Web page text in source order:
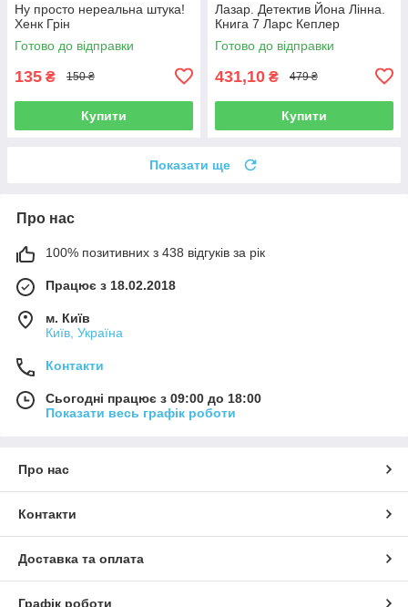
Ну просто нереальна штука!
Хенк Грін
Готово до відправки
135 ₴ 150 ₴
Купити
Лазар. Детектив Йона Лінна.
Книга 7 Ларс Кеплер
Готово до відправки
431,10 ₴ 479 ₴
Купити
Показати ще
Про нас
100% позитивних з 438 відгуків за рік
Працює з 18.02.2018
м. Київ
Київ, Україна
Контакти
Сьогодні працює з 09:00 до 18:00
Показати весь графік роботи
Про нас
Контакти
Доставка та оплата
Графік роботи